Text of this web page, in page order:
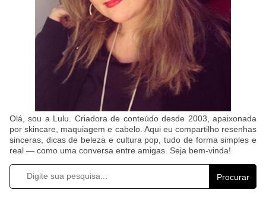
Olá, sou a Lulu. Criadora de conteúdo desde 2003, apaixonada
por skincare, maquiagem e cabelo. Aqui eu compartilho resenhas
sinceras, dicas de beleza e cultura pop, tudo de forma simples e
real — como uma conversa entre amigas. Seja bem-vinda!
Procurar